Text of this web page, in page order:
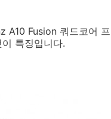
A10 Fusion 쿼드코어
특징입니다.